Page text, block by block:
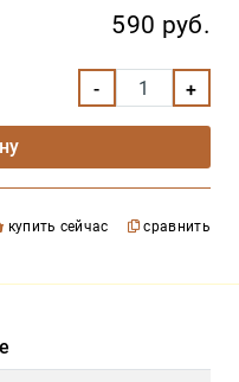
590 руб.
купить сейчас сравнить